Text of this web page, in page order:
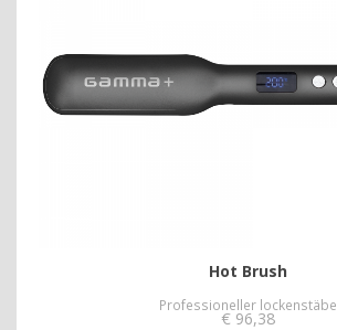
Hot Brush
Professioneller lockenstäbe
€ 96,38